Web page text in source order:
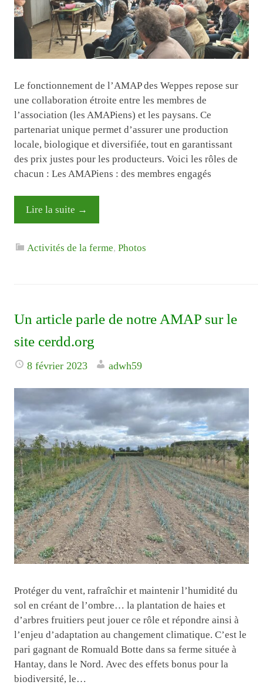
Le fonctionnement de l’AMAP des Weppes repose sur
une collaboration étroite entre les membres de
l’association (les AMAPiens) et les paysans. Ce
partenariat unique permet d’assurer une production
locale, biologique et diversifiée, tout en garantissant
des prix justes pour les producteurs. Voici les rôles de
chacun : Les AMAPiens : des membres engagés
Lire la suite →
Activités de la ferme,Photos
Un article parle de notre AMAP sur le
site cerdd.org
8 février 2023 adwh59
Protéger du vent, rafraîchir et maintenir l’humidité du
sol en créant de l’ombre… la plantation de haies et
d’arbres fruitiers peut jouer ce rôle et répondre ainsi à
l’enjeu d’adaptation au changement climatique. C’est le
pari gagnant de Romuald Botte dans sa ferme située à
Hantay, dans le Nord. Avec des effets bonus pour la
biodiversité, le…